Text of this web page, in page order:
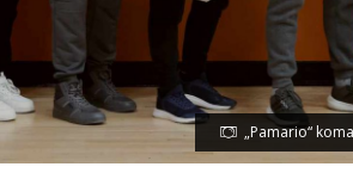
„Pamario“